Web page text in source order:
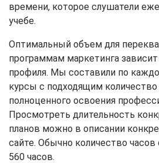
времени, которое слушатели
учебе.
Оптимальный объем для
программам маркетинга
профиля. Мы составили по
курсы с подходящим количество
полноценного освоения
Просмотреть длительность
планов можно в описании
сайте. Обычно количество часов
560 часов.